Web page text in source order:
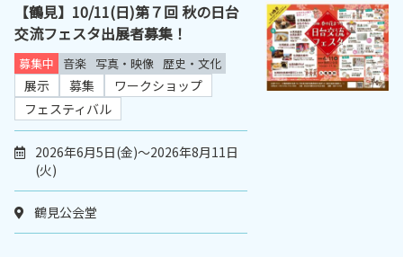
【鶴見】10/11(日)第７回 秋の日台
交流フェスタ出展者募集！
募集中 音楽 写真・映像 歴史・文化
展示 募集
ワークショップ
フェスティバル
2026年6月5日(金)～2026年8月11日
(火)
鶴見公会堂